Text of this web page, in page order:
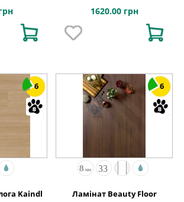
504x84x8
1620.00 грн
6
Kaindl
6
Ламінат Beauty Floor